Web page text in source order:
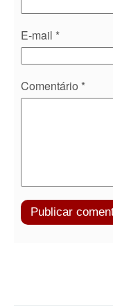
E-mail *
Comentário *